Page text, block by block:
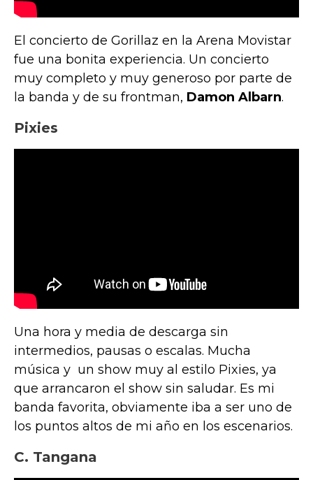
El concierto de Gorillaz en la Arena Movistar
fue una bonita experiencia. Un concierto
muy completo y muy generoso por parte de
la banda y de su frontman, Damon Albarn.
Pixies
Una hora y media de descarga sin
intermedios, pausas o escalas. Mucha
música y un show muy al estilo Pixies, ya
que arrancaron el show sin saludar. Es mi
banda favorita, obviamente iba a ser uno de
los puntos altos de mi año en los escenarios.
C. Tangana